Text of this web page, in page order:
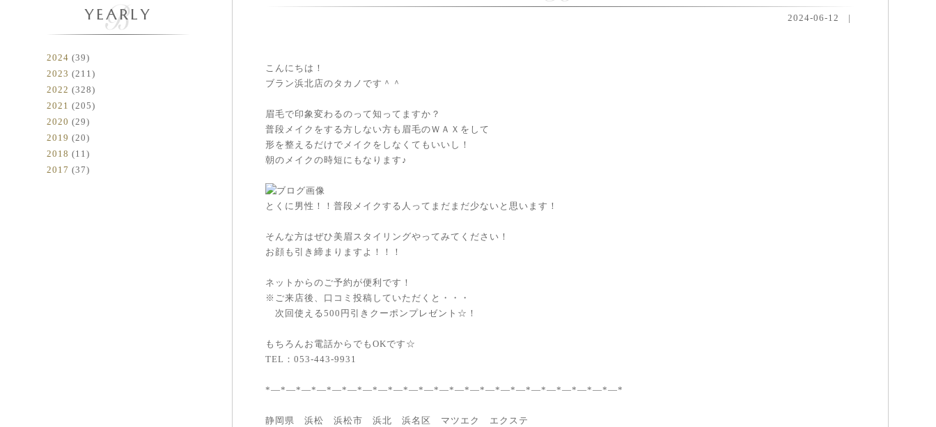
YEARLY
2024 (39)
2023 (211)
2022 (328)
2021 (205)
2020 (29)
2019 (20)
2018 (11)
2017 (37)
2024-06-12 |
こんにちは！
ブラン浜北店のタカノです＾＾
眉毛で印象変わるのって知ってますか？
普段メイクをする方しない方も眉毛のＷＡＸをして
形を整えるだけでメイクをしなくてもいいし！
朝のメイクの時短にもなります♪
とくに男性！！普段メイクする人ってまだまだ少ないと思います！
そんな方はぜひ美眉スタイリングやってみてください！
お顔も引き締まりますよ！！！
ネットからのご予約が便利です！
※ご来店後、口コミ投稿していただくと・・・
次回使える500円引きクーポンプレゼント☆！
もちろんお電話からでもOKです☆
TEL：053-443-9931
*―*―*―*―*―*―*―*―*―*―*―*―*―*―*―*―*―*―*―*―*―*―*―*
静岡県 浜松 浜松市 浜北 浜名区 マツエク エクステ